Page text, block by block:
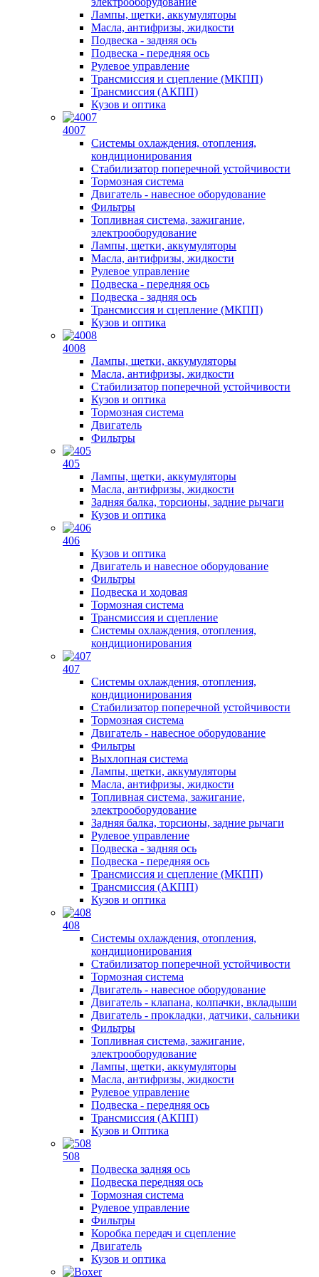
Лампы, щетки, аккумуляторы
Масла, антифризы, жидкости
Подвеска - задняя ось
Подвеска - передняя ось
Рулевое управление
Трансмиссия и сцепление (МКПП)
Трансмиссия (АКПП)
Кузов и оптика
4007
Системы охлаждения, отопления,
кондиционирования
Стабилизатор поперечной устойчивости
Тормозная система
Двигатель - навесное оборудование
Фильтры
Топливная система, зажигание,
электрооборудование
Лампы, щетки, аккумуляторы
Масла, антифризы, жидкости
Рулевое управление
Подвеска - передняя ось
Подвеска - задняя ось
Трансмиссия и сцепление (МКПП)
Кузов и оптика
4008
Лампы, щетки, аккумуляторы
Масла, антифризы, жидкости
Стабилизатор поперечной устойчивости
Кузов и оптика
Тормозная система
Двигатель
Фильтры
405
Лампы, щетки, аккумуляторы
Масла, антифризы, жидкости
Задняя балка, торсионы, задние рычаги
Кузов и оптика
406
Кузов и оптика
Двигатель и навесное оборудование
Фильтры
Подвеска и ходовая
Тормозная система
Трансмиссия и сцепление
Системы охлаждения, отопления,
кондиционирования
407
Системы охлаждения, отопления,
кондиционирования
Стабилизатор поперечной устойчивости
Тормозная система
Двигатель - навесное оборудование
Фильтры
Выхлопная система
Лампы, щетки, аккумуляторы
Масла, антифризы, жидкости
Топливная система, зажигание,
электрооборудование
Задняя балка, торсионы, задние рычаги
Рулевое управление
Подвеска - задняя ось
Подвеска - передняя ось
Трансмиссия и сцепление (МКПП)
Трансмиссия (АКПП)
Кузов и оптика
408
Системы охлаждения, отопления,
кондиционирования
Стабилизатор поперечной устойчивости
Тормозная система
Двигатель - навесное оборудование
Двигатель - клапана, колпачки, вкладыши
Двигатель - прокладки, датчики, сальники
Фильтры
Топливная система, зажигание,
электрооборудование
Лампы, щетки, аккумуляторы
Масла, антифризы, жидкости
Рулевое управление
Подвеска - передняя ось
Трансмиссия (АКПП)
Кузов и Оптика
508
Подвеска задняя ось
Подвеска передняя ось
Тормозная система
Рулевое управление
Фильтры
Коробка передач и сцепление
Двигатель
Кузов и оптика